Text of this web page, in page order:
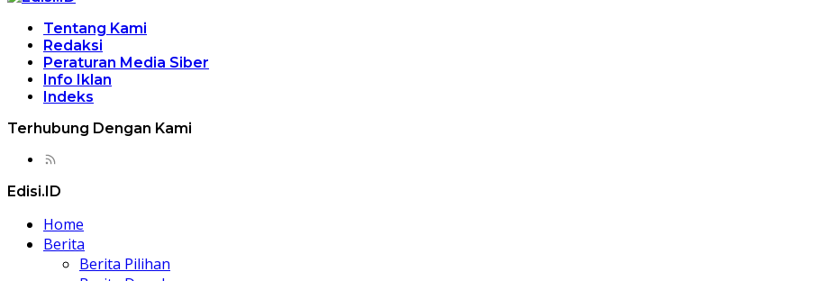
Tentang Kami
Redaksi
Peraturan Media Siber
Info Iklan
Indeks
Terhubung Dengan Kami
Edisi.ID
Home
Berita
Berita Pilihan